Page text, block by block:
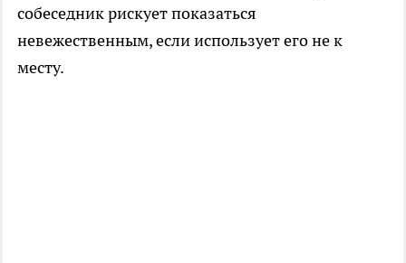
собеседник рискует показаться
невежественным, если использует его не к
месту.